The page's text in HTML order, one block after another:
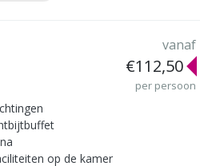
vanaf
€112,50
per persoon
op de kamer